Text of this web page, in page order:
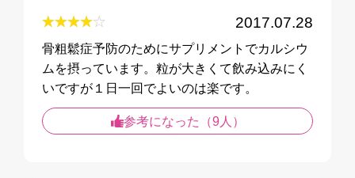
2017.07.28
骨粗鬆症予防のためにサプリメントでカルシウ
ムを摂っています。粒が大きくて飲み込みにく
いですが１日一回でよいのは楽です。
参考になった（9人）